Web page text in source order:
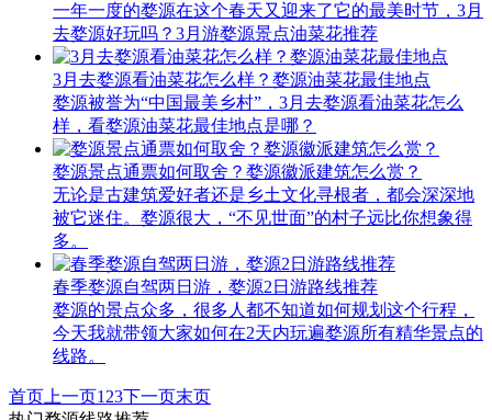
一年一度的婺源在这个春天又迎来了它的最美时节，3月
去婺源好玩吗？3月游婺源景点油菜花推荐
3月去婺源看油菜花怎么样？婺源油菜花最佳地点
婺源被誉为“中国最美乡村”，3月去婺源看油菜花怎么
样，看婺源油菜花最佳地点是哪？
婺源景点通票如何取舍？婺源徽派建筑怎么赏？
无论是古建筑爱好者还是乡土文化寻根者，都会深深地
被它迷住。婺源很大，“不见世面”的村子远比你想象得
多。
春季婺源自驾两日游，婺源2日游路线推荐
婺源的景点众多，很多人都不知道如何规划这个行程，
今天我就带领大家如何在2天内玩遍婺源所有精华景点的
线路。
首页 上一页1 23下一页末页